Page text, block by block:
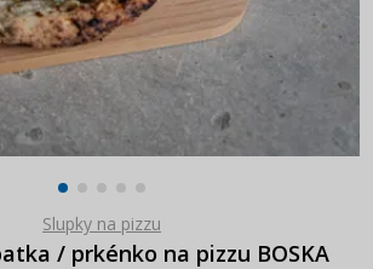
Slupky na pizzu
/ prkénko na pizzu BOSKA